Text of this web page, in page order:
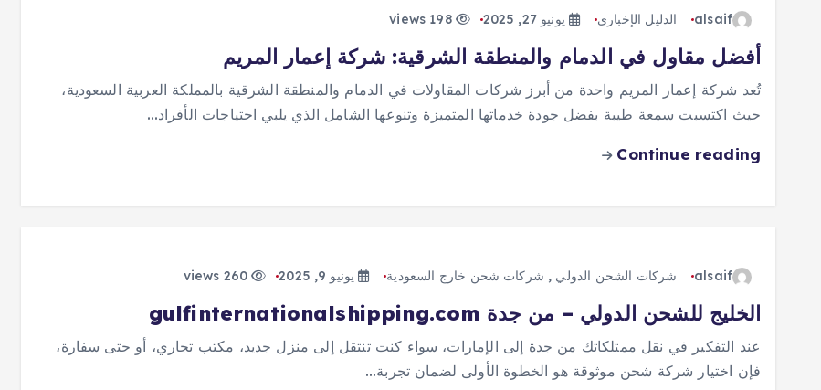
alsaif الدليل الإخباري يونيو 27, 2025 198 views
أفضل مقاول في الدمام والمنطقة الشرقية: شركة إعمار المريم
تُعد شركة إعمار المريم واحدة من أبرز شركات المقاولات في الدمام والمنطقة الشرقية بالمملكة العربية السعودية،
حيث اكتسبت سمعة طيبة بفضل جودة خدماتها المتميزة وتنوعها الشامل الذي يلبي احتياجات الأفراد…
Continue reading
alsaif شركات الشحن الدولي , شركات شحن خارج السعودية يونيو 9, 2025 260 views
الخليج للشحن الدولي – من جدة gulfinternationalshipping.com
عند التفكير في نقل ممتلكاتك من جدة إلى الإمارات، سواء كنت تنتقل إلى منزل جديد، مكتب تجاري، أو حتى سفارة،
فإن اختيار شركة شحن موثوقة هو الخطوة الأولى لضمان تجربة…